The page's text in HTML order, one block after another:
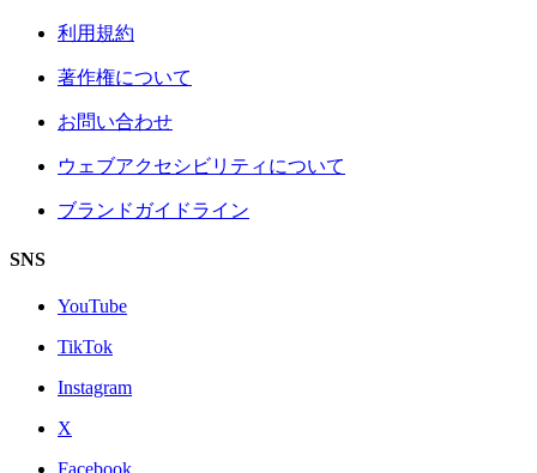
利用規約
著作権について
お問い合わせ
ウェブアクセシビリティについて
ブランドガイドライン
SNS
YouTube
TikTok
Instagram
X